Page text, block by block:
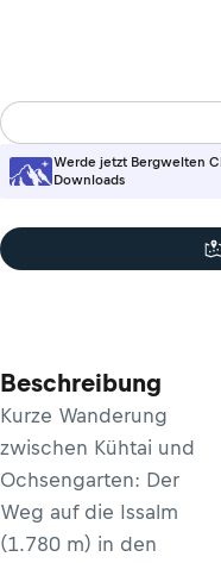
Werde jetzt Bergwelten
Downloads
Beschreibung
Kurze Wanderung
zwischen Kühtai und
Ochsengarten: Der
Weg auf die Issalm
(1.780 m) in den